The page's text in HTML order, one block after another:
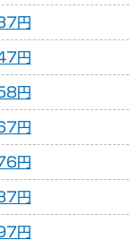
円
円
円
円
円
円
円